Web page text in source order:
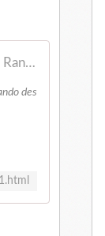
La 20eme Rando des conscrits, Begrolles en Mauges (Sortie VTT du 15/11/2015 / Ref. : 39845)
des